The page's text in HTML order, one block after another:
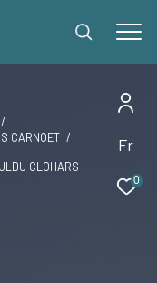
Fr
0
CARNOET
CLOHARS
à vos critères